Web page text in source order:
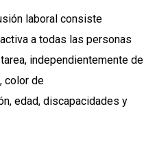
laboral consiste
a todas las personas
independientemente de
color de
edad, discapacidades y